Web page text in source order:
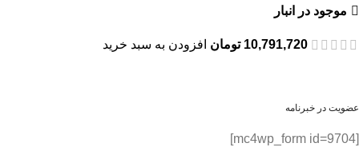
موجود در انبار
10,791,720 تومان افزودن به سبد خرید
عضویت در خبرنامه
[mc4wp_form id=9704]